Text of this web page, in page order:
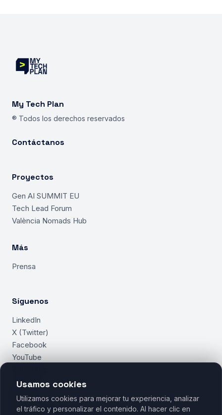
My Tech Plan
® Todos los derechos reservados
Contáctanos
Proyectos
Gen AI SUMMIT EU
Tech Lead Forum
València Nomads Hub
Más
Prensa
Síguenos
LinkedIn
X (Twitter)
Facebook
YouTube
Legal
Usamos cookies
Utilizamos cookies para mejorar tu experiencia, analizar
el tráfico y personalizar el contenido. Al hacer clic en